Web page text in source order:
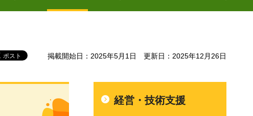
掲載開始日：2025年5月1日 更新日：2025年12月26日
経営・技術支援